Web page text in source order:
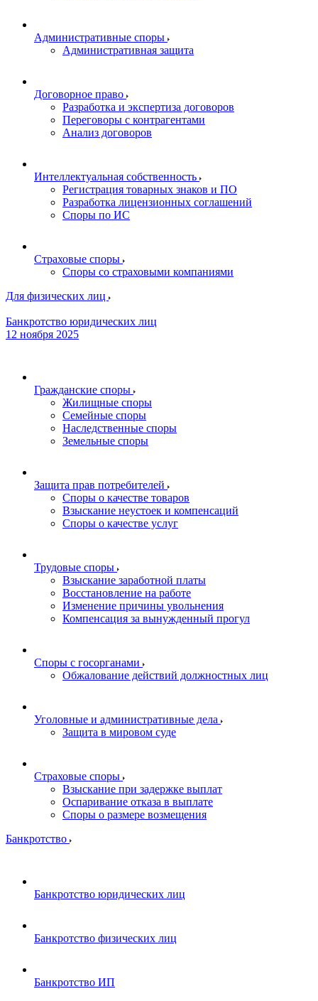
Административные споры
Административная защита
Договорное право
Разработка и экспертиза договоров
Переговоры с контрагентами
Анализ договоров
Интеллектуальная собственность
Регистрация товарных знаков и ПО
Разработка лицензионных соглашений
Споры по ИС
Страховые споры
Споры со страховыми компаниями
Для физических лиц
Банкротство юридических лиц
12 ноября 2025
Гражданские споры
Жилищные споры
Семейные споры
Наследственные споры
Земельные споры
Защита прав потребителей
Споры о качестве товаров
Взыскание неустоек и компенсаций
Споры о качестве услуг
Трудовые споры
Взыскание заработной платы
Восстановление на работе
Изменение причины увольнения
Компенсация за вынужденный прогул
Споры с госорганами
Обжалование действий должностных лиц
Уголовные и административные дела
Защита в мировом суде
Страховые споры
Взыскание при задержке выплат
Оспаривание отказа в выплате
Споры о размере возмещения
Банкротство
Банкротство юридических лиц
Банкротство физических лиц
Банкротство ИП